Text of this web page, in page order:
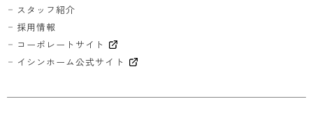
スタッフ紹介
採用情報
コーポレートサイト
イシンホーム公式サイト